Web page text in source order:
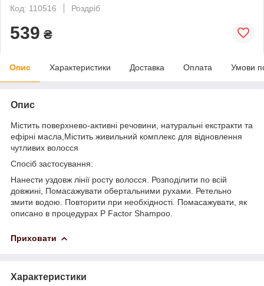
Код: 110516
Роздріб
539 ₴
Опис Характеристики Доставка Оплата Умови
Опис
Містить поверхнево-активні речовини, натуральні екстракти та
ефірні масла,Містить живильний комплекс для відновлення
чутливих волосся
Спосіб застосування:
Нанести уздовж лінії росту волосся. Розподілити по всій
довжині, Помасажувати обертальними рухами. Ретельно
змити водою. Повторити при необхідності. Помасажувати, як
описано в процедурах Р Factor Shampoo.
Приховати
Характеристики